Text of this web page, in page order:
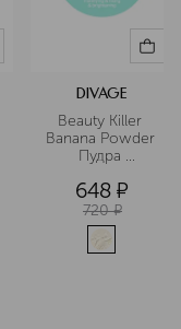
DIVAGE
Beauty Killer
Banana Powder
Пудра
для лица
648 ¤
720 ¤